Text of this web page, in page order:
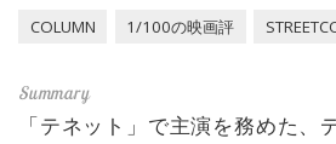
COLUMN 1/100の映画評
「テネット」で主演を務めた、